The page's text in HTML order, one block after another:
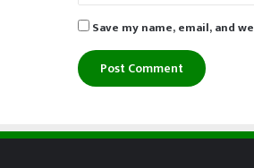
Save my name, email, and